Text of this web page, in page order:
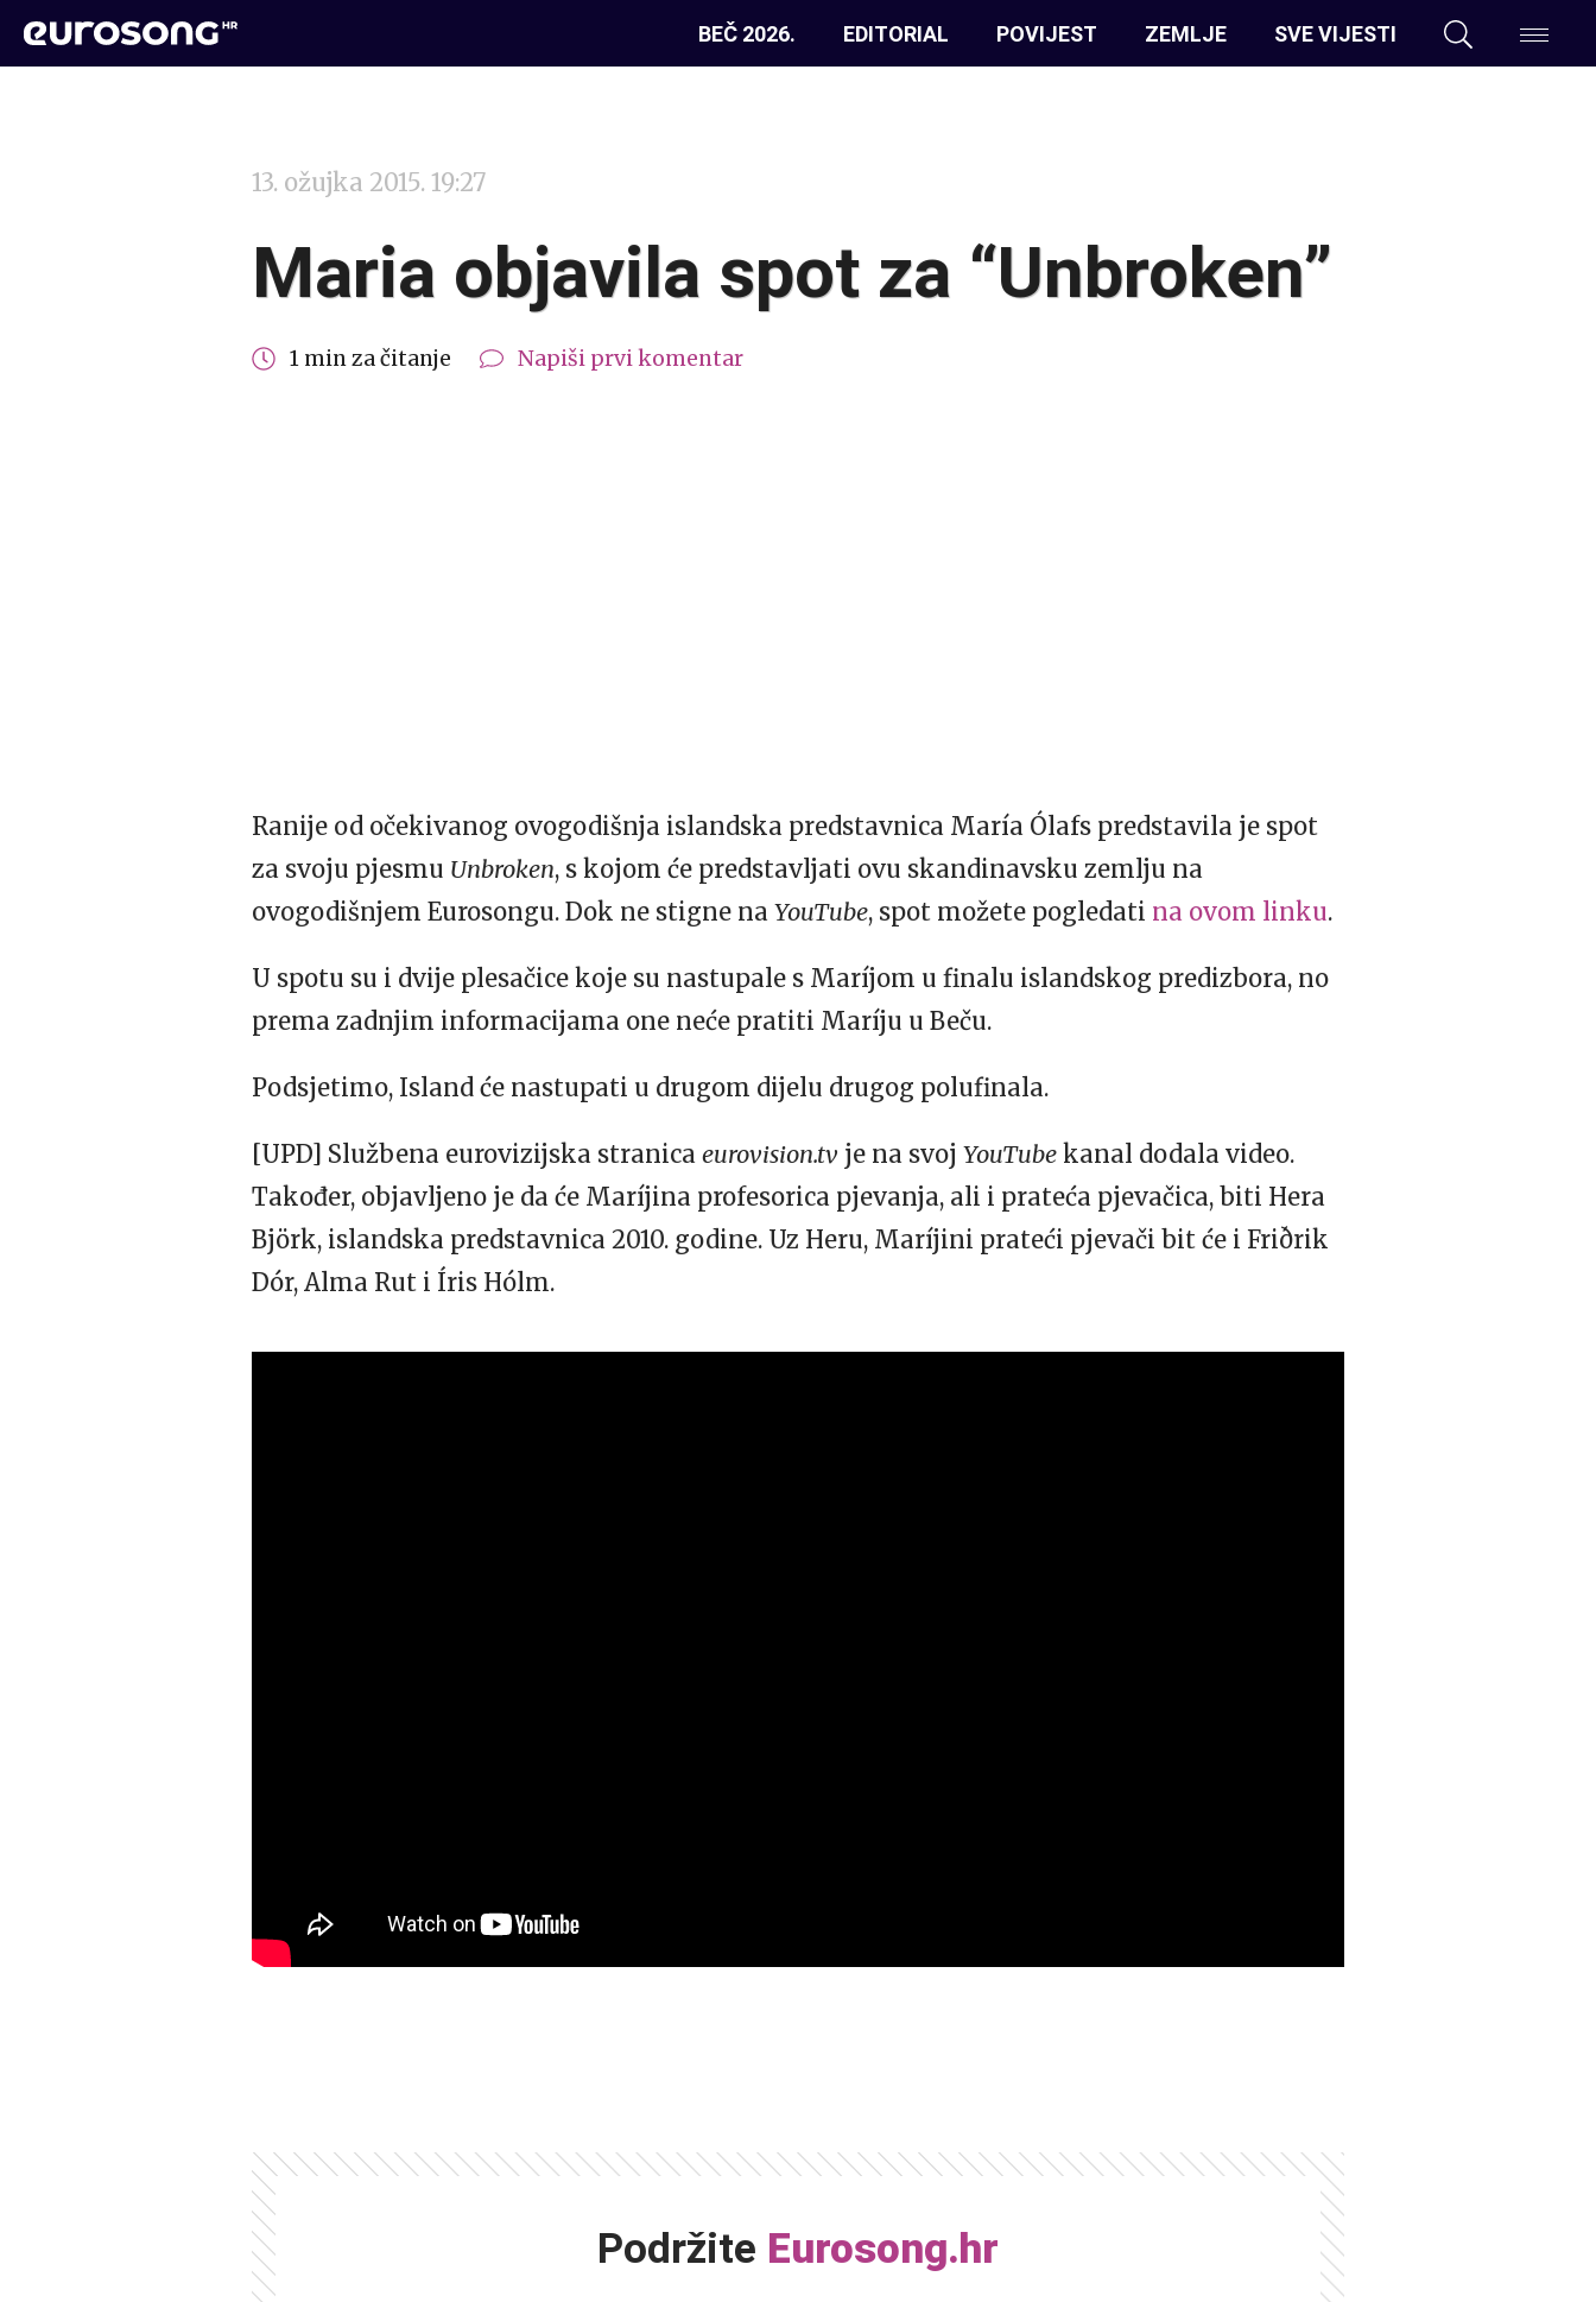
BEČ 2026. EDITORIAL POVIJEST ZEMLJE SVE VIJESTI
13. ožujka 2015. 19:27
Maria objavila spot za “Unbroken”
1 min za čitanje Napiši prvi komentar
Ranije od očekivanog ovogodišnja islandska predstavnica María Ólafs predstavila je spot
za svoju pjesmu Unbroken, s kojom će predstavljati ovu skandinavsku zemlju na
ovogodišnjem Eurosongu. Dok ne stigne na YouTube, spot možete pogledati na ovom linku.
U spotu su i dvije plesačice koje su nastupale s Maríjom u finalu islandskog predizbora, no
prema zadnjim informacijama one neće pratiti Maríju u Beču.
Podsjetimo, Island će nastupati u drugom dijelu drugog polufinala.
[UPD] Službena eurovizijska stranica eurovision.tv je na svoj YouTube kanal dodala video.
Također, objavljeno je da će Maríjina profesorica pjevanja, ali i prateća pjevačica, biti Hera
Björk, islandska predstavnica 2010. godine. Uz Heru, Maríjini prateći pjevači bit će i Friðrik
Dór, Alma Rut i Íris Hólm.
Podržite Eurosong.hr